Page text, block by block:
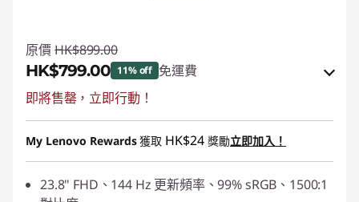
原價 HK$899.00
HK$799.00 11% off 免運費
eCoupon Savings :
使用優惠券 :PCEXPO
即將售罄，立即行動！
My Lenovo Rewards獲取 HK$24 獎勵立即加入！
23.8" FHD、144 Hz 更新頻率、99% sRGB、1500:1